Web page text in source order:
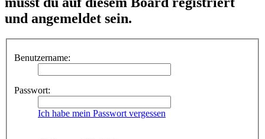
und angemeldet sein.
Benutzername:
Passwort:
Ich habe mein Passwort vergessen